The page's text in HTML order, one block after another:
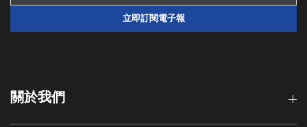
關於我們
立即訂閱電子報